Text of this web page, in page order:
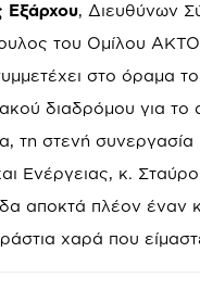
Εξάρχου, Διευθύνων
του Ομίλου
στο όραμα
διαδρόμου για το
τη στενή
Ενέργειας, κ.
αποκτά πλέον έναν
χαρά που